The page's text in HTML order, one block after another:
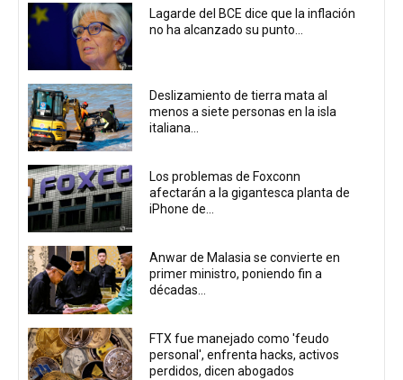
Lagarde del BCE dice que la inflación
no ha alcanzado su punto...
Deslizamiento de tierra mata al
menos a siete personas en la isla
italiana...
Los problemas de Foxconn
afectarán a la gigantesca planta de
iPhone de...
Anwar de Malasia se convierte en
primer ministro, poniendo fin a
décadas...
FTX fue manejado como 'feudo
personal', enfrenta hacks, activos
perdidos, dicen abogados